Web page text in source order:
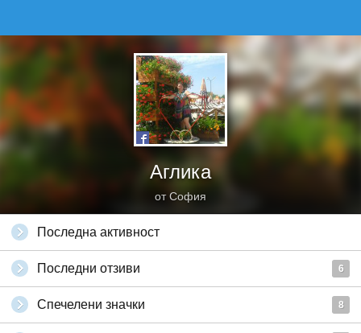
Аглика
от София
Последна активност
Последни отзиви 6
Спечелени значки 8